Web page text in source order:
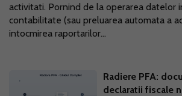
activitati. Pornind de la operarea datelor
contabilitate (sau preluarea automata a
intocmirea raportarilor...
Radiere PFA:
declaratii fiscale